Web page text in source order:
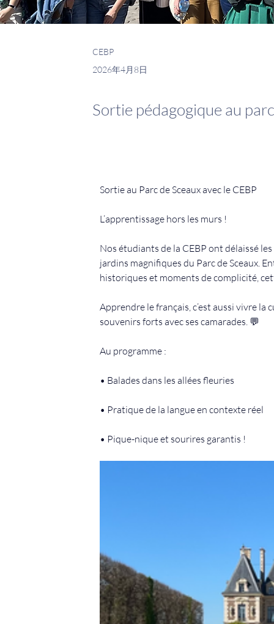
CEBP
2026年4月8日
Sortie pédagogique au
Sortie au Parc de Sceaux avec le CEBP
L’apprentissage hors les murs !
Nos étudiants de la CEBP ont délaissé
jardins magnifiques du Parc de Sceaux.
historiques et moments de complicité,
Apprendre le français, c’est aussi vivre
souvenirs forts avec ses camarades. 💬
Au programme :
• Balades dans les allées fleuries
• Pratique de la langue en contexte réel
• Pique-nique et sourires garantis !